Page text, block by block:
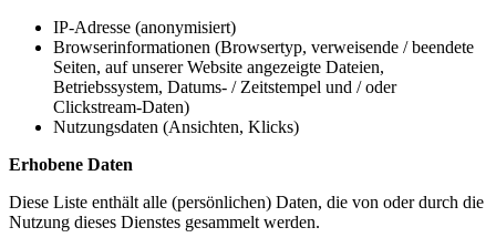
IP-Adresse (anonymisiert)
Browserinformationen (Browsertyp, verweisende / beendete
Seiten, auf unserer Website angezeigte Dateien,
Betriebssystem, Datums- / Zeitstempel und / oder
Clickstream-Daten)
Nutzungsdaten (Ansichten, Klicks)
Erhobene Daten
Diese Liste enthält alle (persönlichen) Daten, die von oder durch die
Nutzung dieses Dienstes gesammelt werden.